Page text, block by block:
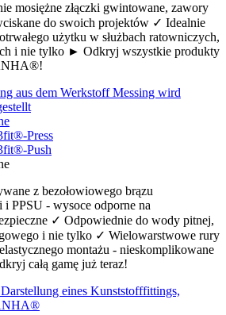
mosiężne złączki gwintowane, zawory
do swoich projektów ✓ Idealnie
użytku w służbach ratowniczych,
i nie tylko ► Odkryj wszystkie produkty
Press
Push
z bezołowiowego brązu
i PPSU - wysoce odporne na
✓ Odpowiednie do wody pitnej,
i nie tylko ✓ Wielowarstwowe rury
montażu - nieskomplikowane
całą gamę już teraz!